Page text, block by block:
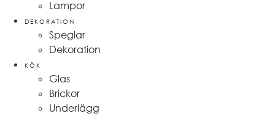
Lampor
DEKORATION
Speglar
Dekoration
KÖK
Glas
Brickor
Underlägg